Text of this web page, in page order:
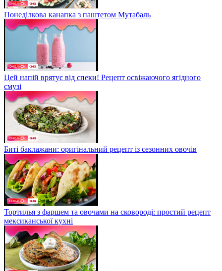
Понеділкова канапка з паштетом Мутабаль
Цей напій врятує від спеки! Рецепт освіжаючого ягідного
смузі
Биті баклажани: оригінальний рецепт із сезонних овочів
Тортилья з фаршем та овочами на сковороді: простий рецепт
мексиканської кухні